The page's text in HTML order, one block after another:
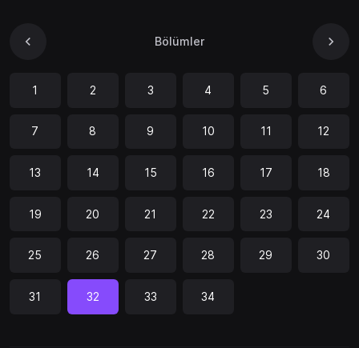
Bölümler
1 2 3 4 5 6
7 8 9 10 11 12
13 14 15 16 17 18
19 20 21 22 23 24
25 26 27 28 29 30
31 32 33 34